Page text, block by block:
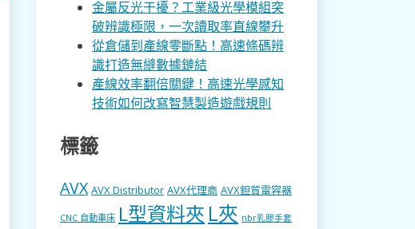
金屬反光干擾？工業級光學模組突
破辨識極限，一次讀取率直線攀升
從倉儲到產線零斷點！高速條碼辨
識打造無縫數據鏈結
產線效率翻倍關鍵！高速光學感知
技術如何改寫智慧製造遊戲規則
標籤
AVX AVX Distributor AVX代理商 AVX鉭質電容器
CNC 自動車床 L型資料夾 L夾 nbr乳膠手套